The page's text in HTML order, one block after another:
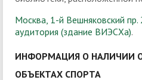
Москва, 1-й Вешняковский пр.
аудитория (здание ВИЭСХа).
ИНФОРМАЦИЯ О НАЛИЧИИ
ОБЪЕКТАХ СПОРТА